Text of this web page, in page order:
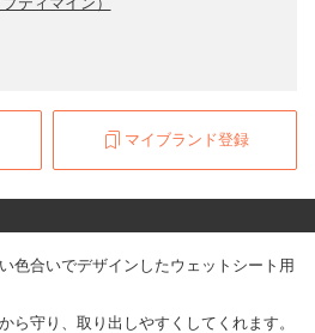
マイブランド登録
色合いでデザインしたウェットシート用
ら守り、取り出しやすくしてくれます。